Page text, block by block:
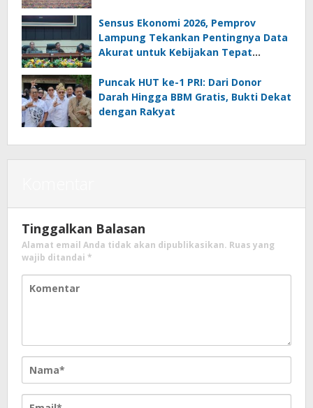
Sensus Ekonomi 2026, Pemprov
Lampung Tekankan Pentingnya Data
Akurat untuk Kebijakan Tepat
Puncak HUT ke-1 PRI: Dari Donor
Darah Hingga BBM Gratis, Bukti Dekat
dengan Rakyat
Tinggalkan Balasan
Alamat email Anda tidak akan dipublikasikan. Ruas yang
wajib ditandai *